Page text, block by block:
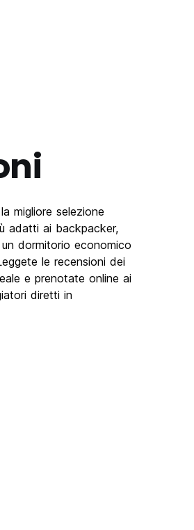
migliore selezione
adatti ai backpacker,
dormitorio economico
le recensioni dei
e prenotate online ai
diretti in